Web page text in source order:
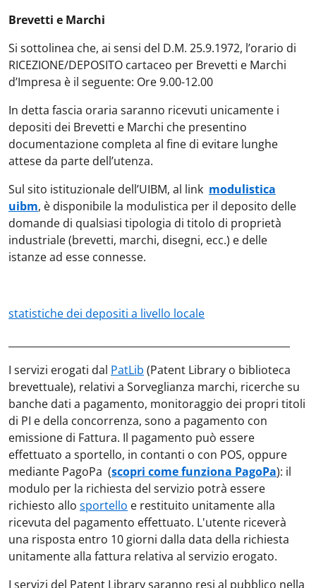
Brevetti e Marchi
Si sottolinea che, ai sensi del D.M. 25.9.1972, l’orario di
RICEZIONE/DEPOSITO cartaceo per Brevetti e Marchi
d’Impresa è il seguente: Ore 9.00-12.00
In detta fascia oraria saranno ricevuti unicamente i
depositi dei Brevetti e Marchi che presentino
documentazione completa al fine di evitare lunghe
attese da parte dell’utenza.
Sul sito istituzionale dell’UIBM, al link modulistica
uibm, è disponibile la modulistica per il deposito delle
domande di qualsiasi tipologia di titolo di proprietà
industriale (brevetti, marchi, disegni, ecc.) e delle
istanze ad esse connesse.
statistiche dei depositi a livello locale
I servizi erogati dal PatLib (Patent Library o biblioteca
brevettuale), relativi a Sorveglianza marchi, ricerche su
banche dati a pagamento, monitoraggio dei propri titoli
di PI e della concorrenza, sono a pagamento con
emissione di Fattura. Il pagamento può essere
effettuato a sportello, in contanti o con POS, oppure
mediante PagoPa (scopri come funziona PagoPa): il
modulo per la richiesta del servizio potrà essere
richiesto allo sportello e restituito unitamente alla
ricevuta del pagamento effettuato. L'utente riceverà
una risposta entro 10 giorni dalla data della richiesta
unitamente alla fattura relativa al servizio erogato.
I servizi del Patent Library saranno resi al pubblico nella